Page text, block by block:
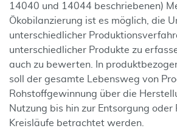
14040 und 14044 beschriebenen)
Ökobilanzierung ist es möglich, die
unterschiedlicher
unterschiedlicher Produkte zu
auch zu bewerten. In
soll der gesamte Lebensweg von
Rohstoffgewinnung über die
Nutzung bis hin zur Entsorgung oder
Kreisläufe betrachtet werden.